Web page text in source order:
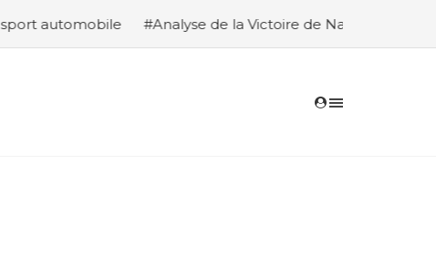
#Analyse de la Victoire de Nasser Al-Attiyah et Édouard